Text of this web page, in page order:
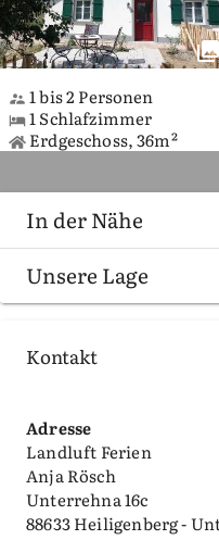
1 bis 2 Personen
1 Schlafzimmer
Erdgeschoss, 36m²
In der Nähe
Unsere Lage
Kontakt
Adresse
Landluft Ferien
Anja Rösch
Unterrehna 16c
88633 Heiligenberg -